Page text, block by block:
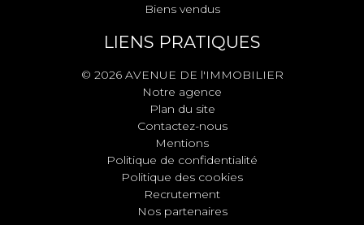
Biens vendus
LIENS PRATIQUES
© 2026 AVENUE DE l'IMMOBILIER
Notre agence
Plan du site
Contactez-nous
Mentions
Politique de confidentialité
Politique des cookies
Recrutement
Nos partenaires